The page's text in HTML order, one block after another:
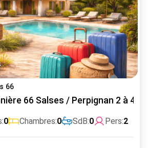
66
66 Salses / Perpignan 2 à 4
0 Chambres:0 SdB:0 Pers:2